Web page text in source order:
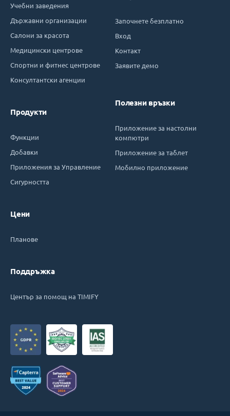
Учебни заведения
Държавни организации
Салони за красота
Медицински центрове
Спортни и фитнес центрове
Консултантски агенции
Продукти
Функции
Добавки
Приложения за Управление
Сигурността
Цени
Планове
Поддръжка
Център за помощ на TIMIFY
Започнете безплатно
Вход
Контакт
Заявите демо
Полезни връзки
Приложение за настолни
компютри
Приложение за таблет
Мобилно приложение